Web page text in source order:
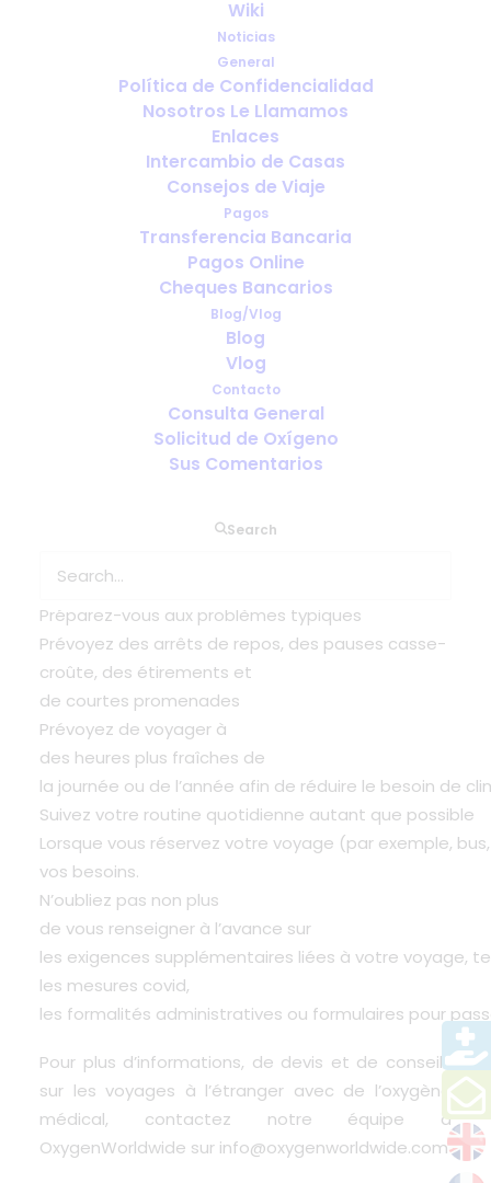
Wiki
Noticias
General
Política de Confidencialidad
Nosotros Le Llamamos
Enlaces
Intercambio de Casas
Consejos de Viaje
Pagos
Transferencia Bancaria
Pagos Online
Cheques Bancarios
Blog/Vlog
Blog
Vlog
Contacto
Consulta General
Solicitud de Oxígeno
Sus Comentarios
Search
vacances avec de l'oxygène
VACANCES,
Comment puis-je faciliter le voyage ?
Faites tous les plans de voyage à l’avance
Préparez-vous aux problèmes typiques
Prévoyez des arrêts de repos, des pauses casse-
croûte, des étirements et
de courtes promenades
Prévoyez de voyager à
des heures plus fraîches de
la journée ou de l’année afin de réduire le besoin de
Suivez votre routine quotidienne autant que possible
Lorsque vous réservez votre voyage (par exemple,
vos besoins.
N’oubliez pas non plus
de vous renseigner à l’avance sur
les exigences supplémentaires liées à votre voyage,
les mesures covid,
les formalités administratives ou formulaires pour
Pour plus d’informations, de devis et de conseils
sur les voyages à l’étranger avec de l’oxygène
médical, contactez notre équipe à
OxygenWorldwide sur info@oxygenworldwide.com